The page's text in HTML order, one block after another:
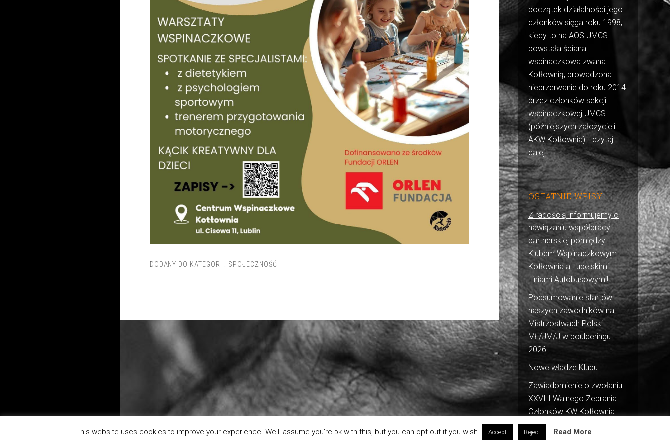
DODANY DO KATEGORII: SPOŁECZNOŚĆ
początek działalności jego
członków sięga roku 1998,
kiedy to na AOS UMCS
powstała ściana
wspinaczkowa zwana
Kotłownią, prowadzona
nieprzerwanie do roku 2014
przez członków sekcji
wspinaczkowej UMCS
(późniejszych założycieli
AKW Kotłownia)… czytaj
dalej
OSTATNIE WPISY
Z radością informujemy o
nawiązaniu współpracy
partnerskiej pomiędzy
Klubem Wspinaczkowym
Kotłownia a Lubelskimi
Liniami Autobusowymi!
Podsumowanie startów
naszych zawodników na
Mistrzostwach Polski
MŁ/JM/J w boulderingu
2026
Nowe władze Klubu
Zawiadomienie o zwołaniu
XXVIII Walnego Zebrania
Członków KW Kotłownia
This website uses cookies to improve your experience. We'll assume you're ok with this, but you can opt-out if you wish. Accept Reject Read More